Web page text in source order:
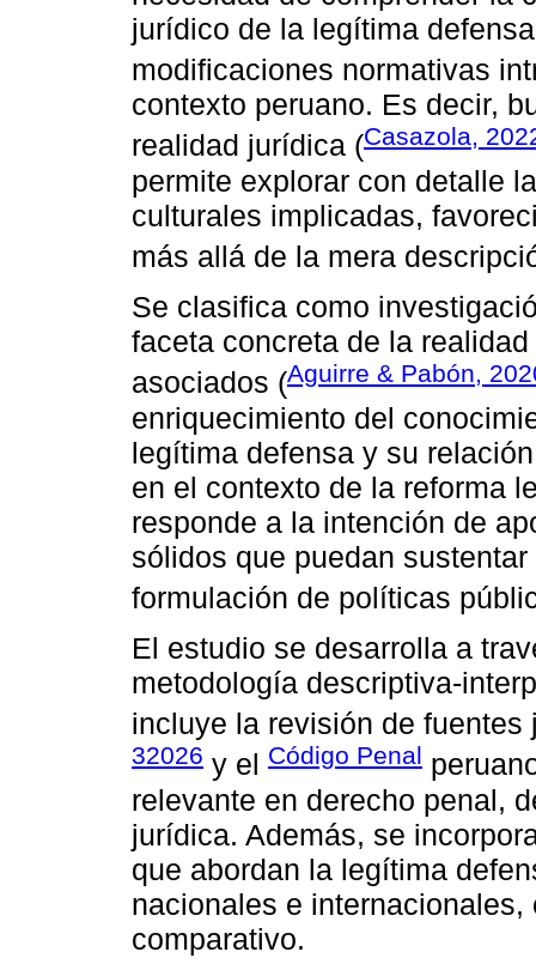
jurídico de la legítima
modificaciones normativas
contexto peruano. Es decir,
realidad jurídica (Casazola,
permite explorar con detalle
culturales implicadas,
más allá de la mera
Se clasifica como
faceta concreta de la
asociados (Aguirre & Pabón,
enriquecimiento del
legítima defensa y su
en el contexto de la reforma
responde a la intención de
sólidos que puedan
formulación de políticas
El estudio se desarrolla a
metodología descriptiva-
incluye la revisión de
32026 y el Código Penal
relevante en derecho penal,
jurídica. Además, se
que abordan la legítima
nacionales e
comparativo.